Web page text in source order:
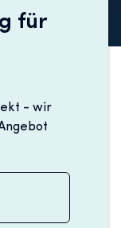
für
- wir